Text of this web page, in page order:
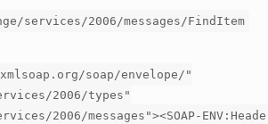
services/2006/messages/FindItem
soap/envelope/"
2006/types"
2006/messages"><SOAP-